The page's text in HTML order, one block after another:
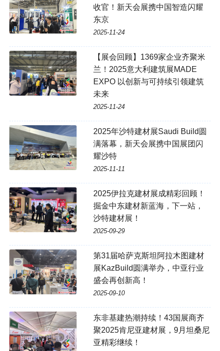
收官！新天会展携中国智造闪耀
东京
2025-11-24
【展会回顾】1369家企业齐聚米
兰！2025意大利建筑展MADE
EXPO 以创新与可持续引领建筑
未来
2025-11-24
2025年沙特建材展Saudi Build圆
满落幕，新天会展携中国展团闪
耀沙特
2025-11-11
2025伊拉克建材展成精彩回顾！
掘金中东建材新蓝海，下一站，
沙特建材展！
2025-09-29
第31届哈萨克斯坦阿拉木图建材
展KazBuild圆满举办，中亚行业
盛会再创新高！
2025-09-10
东非基建热潮持续！43国展商齐
聚2025肯尼亚建材展，9月坦桑尼
亚精彩继续！